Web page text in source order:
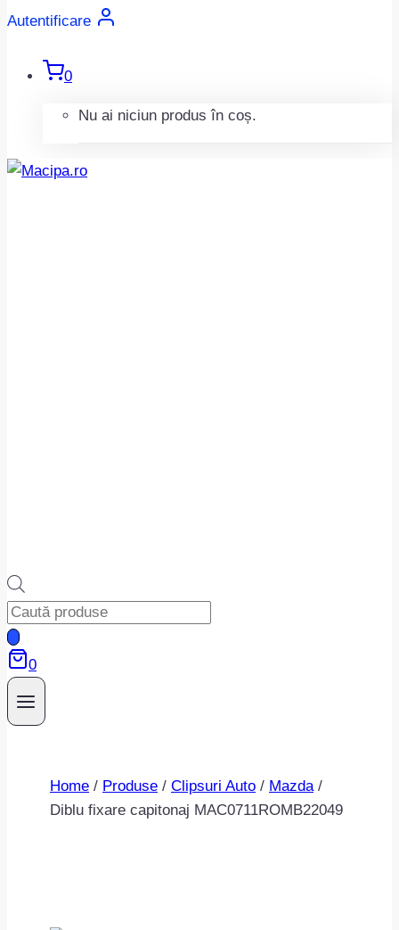
Autentificare
0
Nu ai niciun produs în coș.
Products
search
0
Home / Produse / Clipsuri Auto / Mazda /
Diblu fixare capitonaj MAC0711ROMB22049